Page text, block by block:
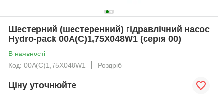
Шестерний (шестеренний) гідравлічний насос
Hydro-pack 00A(C)1,75X048W1 (серія 00)
В наявності
Код: 00A(C)1,75X048W1
Роздріб
Ціну уточнюйте